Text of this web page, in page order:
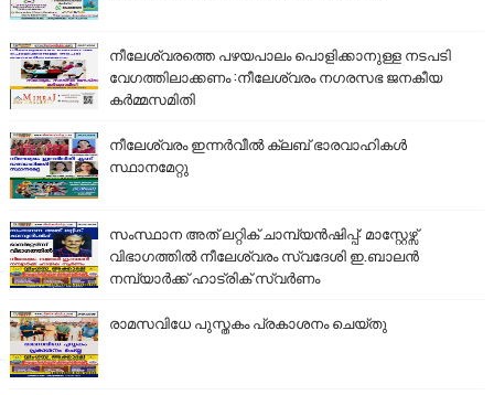
നീലേശ്വരത്തെ പഴയപാലം പൊളിക്കാനുള്ള നടപടി
വേഗത്തിലാക്കണം :നീലേശ്വരം നഗരസഭ ജനകീയ
കർമ്മസമിതി
നീലേശ്വരം ഇന്നർവീൽ ക്ലബ് ഭാരവാഹികൾ
സ്ഥാനമേറ്റു
സംസ്ഥാന അത് ലറ്റിക് ചാമ്പ്യൻഷിപ്പ്: മാസ്റ്റേഴ്സ്
വിഭാഗത്തിൽ നീലേശ്വരം സ്വദേശി ഇ.ബാലൻ
നമ്പ്യാർക്ക് ഹാട്രിക് സ്വർണം
രാമസവിധേ പുസ്തകം പ്രകാശനം ചെയ്തു